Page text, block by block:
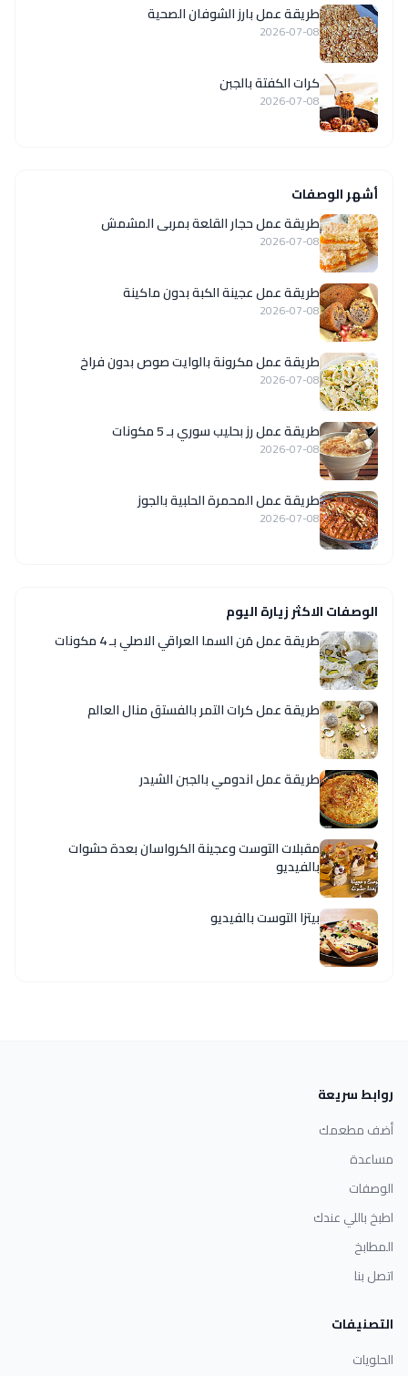
طريقة عمل بارز الشوفان الصحية
2026-07-08
كرات الكفتة بالجبن
2026-07-08
أشهر الوصفات
طريقة عمل حجار القلعة بمربى المشمش
2026-07-08
طريقة عمل عجينة الكبة بدون ماكينة
2026-07-08
طريقة عمل مكرونة بالوايت صوص بدون فراخ
2026-07-08
طريقة عمل رز بحليب سوري بـ 5 مكونات
2026-07-08
طريقة عمل المحمرة الحلبية بالجوز
2026-07-08
الوصفات الاكثر زيارة اليوم
طريقة عمل مَن السما العراقي الاصلي بـ 4 مكونات
طريقة عمل كرات التمر بالفستق منال العالم
طريقة عمل اندومي بالجبن الشيدر
مقبلات التوست وعجينة الكرواسان بعدة حشوات
بالفيديو
بيتزا التوست بالفيديو
روابط سريعة
أضف مطعمك
مساعدة
الوصفات
اطبخ باللي عندك
المطابخ
اتصل بنا
التصنيفات
الحلويات